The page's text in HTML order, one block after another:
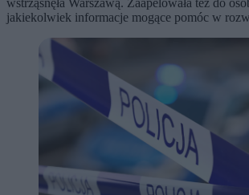
jakiekolwiek informacje mogące pomóc w